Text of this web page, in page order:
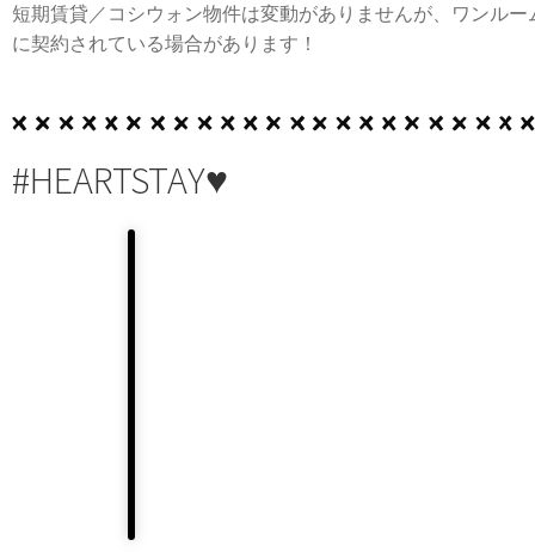
短期賃貸／コシウォン物件は変動がありませんが、ワンル
に契約されている場合があります！
#HEARTSTAY♥